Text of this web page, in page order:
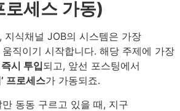
로세스 가동)
지식채널 JOB의 시스템은 가장
직이기 시작합니다. 해당 주제에 가장
시 투입되고, 앞선 포스팅에서
프로세스가 가동되죠.
동동 구르고 있을 때, 지구